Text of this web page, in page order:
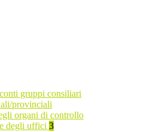
gruppi consiliari
provinciali
organi di controllo
degli uffici 3